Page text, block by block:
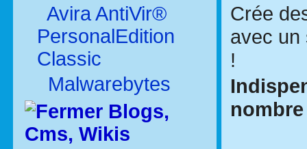
Avira AntiVir®
PersonalEdition
Classic
Malwarebytes
Blogs,
Cms, Wikis
Crée
avec un
!